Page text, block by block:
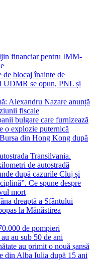
financiar pentru IMM-
de blocaj înainte de
UDMR se opun, PNL și
Alexandru Nazare anunță
fiscale
bulgare care furnizează
o explozie puternică
din Hong Kong după
Transilvania.
de autostradă
după cazurile Cluj și
Ce spune despre
mort
dreaptă a Sfântului
la Mănăstirea
de pompieri
au sub 50 de ani
au primit o nouă șansă
din Alba Iulia după 15 ani